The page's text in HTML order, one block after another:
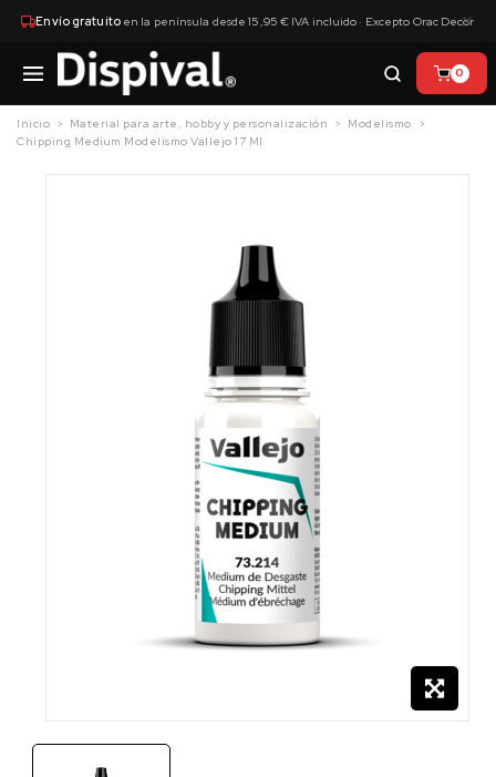
Envío gratuitoen la península desde 15,95 € IVA incluido · Excepto Orac Decor
×
0
Inicio Material para arte, hobby y personalización
Modelismo
Chipping Medium Modelismo Vallejo 17 Ml